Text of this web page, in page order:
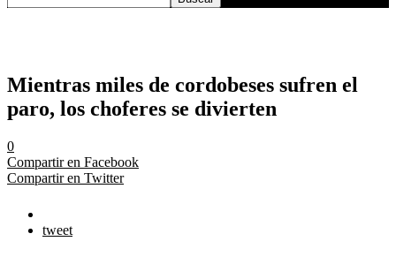
Mientras miles de cordobeses sufren el
paro, los choferes se divierten
0
Compartir en Facebook
Compartir en Twitter
tweet